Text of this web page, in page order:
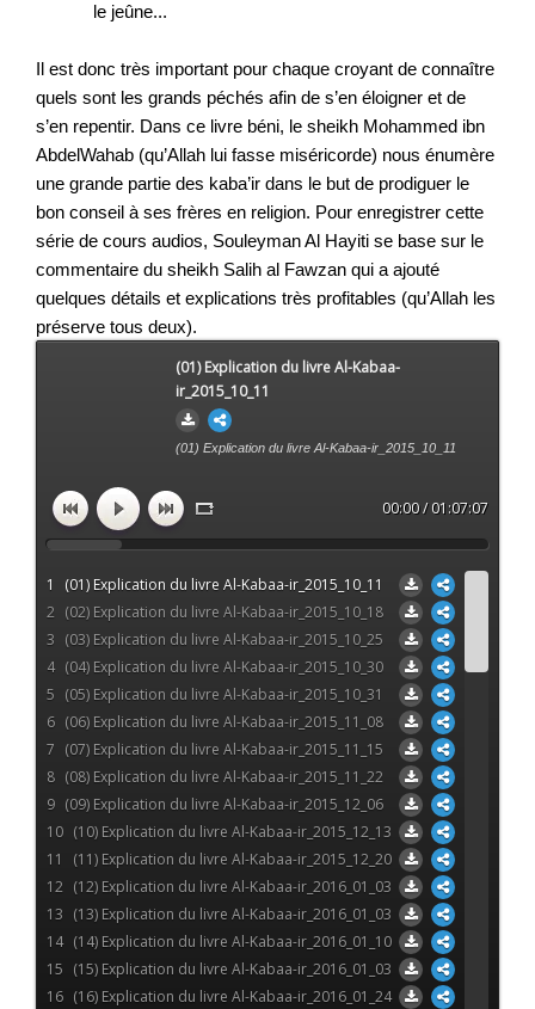
le jeûne...
Il est donc très important pour chaque croyant de connaître
quels sont les grands péchés afin de s’en éloigner et de
s’en repentir. Dans ce livre béni, le sheikh Mohammed ibn
AbdelWahab (qu’Allah lui fasse miséricorde) nous énumère
une grande partie des kaba’ir dans le but de prodiguer le
bon conseil à ses frères en religion. Pour enregistrer cette
série de cours audios, Souleyman Al Hayiti se base sur le
commentaire du sheikh Salih al Fawzan qui a ajouté
quelques détails et explications très profitables (qu’Allah les
préserve tous deux).
(01) Explication du livre Al-Kabaa-
ir_2015_10_11
(01) Explication du livre Al-Kabaa-ir_2015_10_11
00:00 / 01:07:07
1
(01) Explication du livre Al-Kabaa-ir_2015_10_11
2 (02) Explication du livre Al-Kabaa-ir_2015_10_18
3 (03) Explication du livre Al-Kabaa-ir_2015_10_25
4 (04) Explication du livre Al-Kabaa-ir_2015_10_30
5 (05) Explication du livre Al-Kabaa-ir_2015_10_31
6 (06) Explication du livre Al-Kabaa-ir_2015_11_08
7 (07) Explication du livre Al-Kabaa-ir_2015_11_15
8 (08) Explication du livre Al-Kabaa-ir_2015_11_22
9 (09) Explication du livre Al-Kabaa-ir_2015_12_06
10 (10) Explication du livre Al-Kabaa-ir_2015_12_13
11
(11) Explication du livre Al-Kabaa-ir_2015_12_20
12 (12) Explication du livre Al-Kabaa-ir_2016_01_03
13 (13) Explication du livre Al-Kabaa-ir_2016_01_03
14 (14) Explication du livre Al-Kabaa-ir_2016_01_10
15 (15) Explication du livre Al-Kabaa-ir_2016_01_03
16 (16) Explication du livre Al-Kabaa-ir_2016_01_24